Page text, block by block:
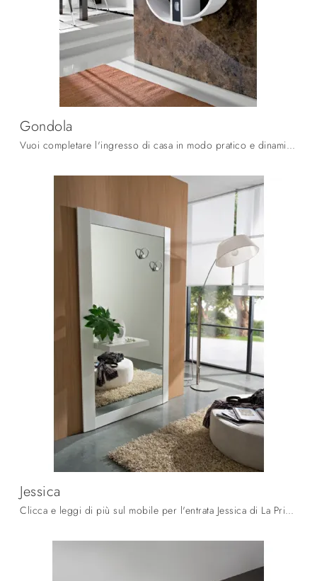
Gondola
Vuoi completare l'ingresso di casa in modo pratico e dinamico? Scopri il modello Gondola di La Primavera in vetro!
Jessica
Clicca e leggi di più sul mobile per l'entrata Jessica di La Primavera! Potrai arredare spazi moderni attrezzandoli ottimamente.